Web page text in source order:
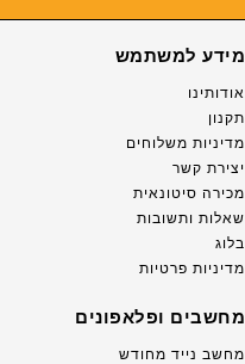
מידע למשתמש
אודותינו
תקנון
מדיניות משלוחים
יצירת קשר
מכירה סיטונאית
שאלות ותשובות
בלוג
מדיניות פרטיות
מחשבים ופלאפונים
מחשב נייד מחודש